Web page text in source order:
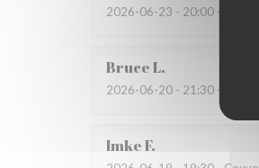
2026-06-23 - 20:00 -
BruceL
2026-06-20 - 21:30 -
ImkeF